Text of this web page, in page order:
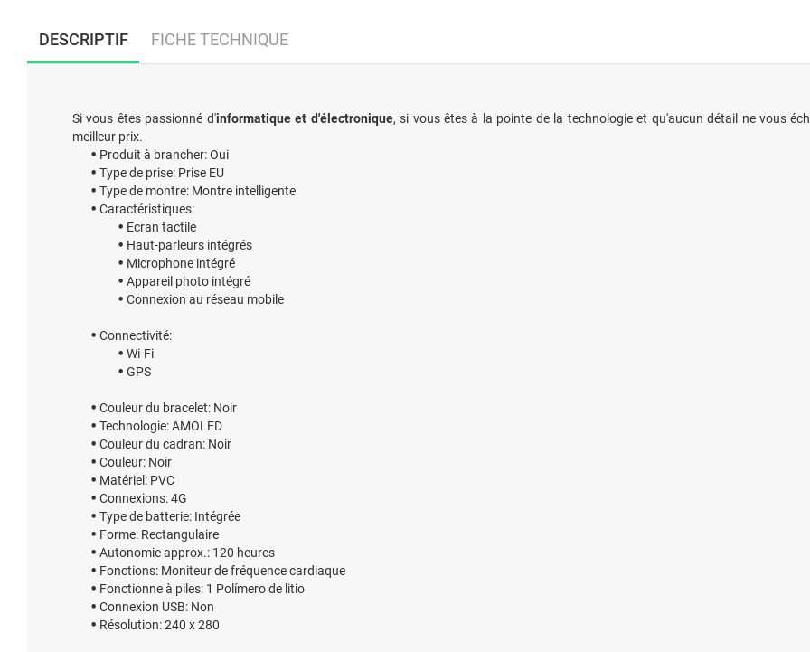
DESCRIPTIF FICHE TECHNIQUE
Si vous êtes passionné d'informatique et d'électronique, si vous êtes à la pointe de la technologie et qu'aucun détail ne vous
meilleur prix.
Produit à brancher: Oui
Type de prise: Prise EU
Type de montre: Montre intelligente
Caractéristiques:
Ecran tactile
Haut-parleurs intégrés
Microphone intégré
Appareil photo intégré
Connexion au réseau mobile
Connectivité:
Wi-Fi
GPS
Couleur du bracelet: Noir
Technologie: AMOLED
Couleur du cadran: Noir
Couleur: Noir
Matériel: PVC
Connexions: 4G
Type de batterie: Intégrée
Forme: Rectangulaire
Autonomie approx.: 120 heures
Fonctions: Moniteur de fréquence cardiaque
Fonctionne à piles: 1 Polímero de litio
Connexion USB: Non
Résolution: 240 x 280